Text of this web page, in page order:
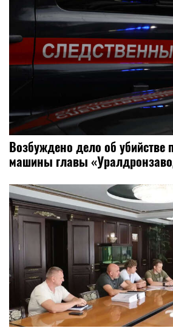
Возбуждено дело об убийстве
машины главы